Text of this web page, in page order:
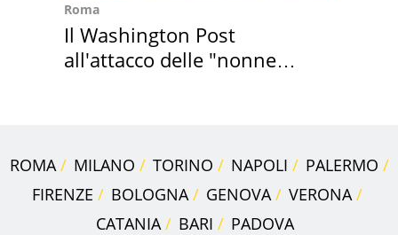
Roma
Il Washington Post
all'attacco delle "nonne
ROMA MILANO TORINO NAPOLI
PALERMO
FIRENZE
BOLOGNA GENOVA
VERONA
CATANIA
BARI PADOVA